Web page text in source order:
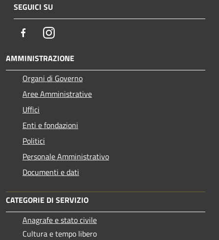
SEGUICI SU
FacebookInstagram
AMMINISTRAZIONE
Organi di Governo
Aree Amministrative
Uffici
Enti e fondazioni
Politici
Personale Amministrativo
Documenti e dati
CATEGORIE DI SERVIZIO
Anagrafe e stato civile
Cultura e tempo libero